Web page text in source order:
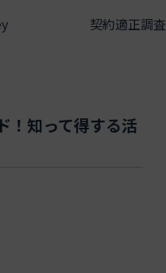
契約適正調査
！知って得する活